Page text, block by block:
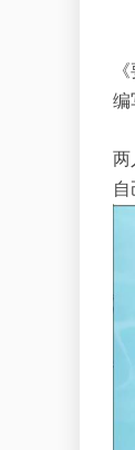
编
两